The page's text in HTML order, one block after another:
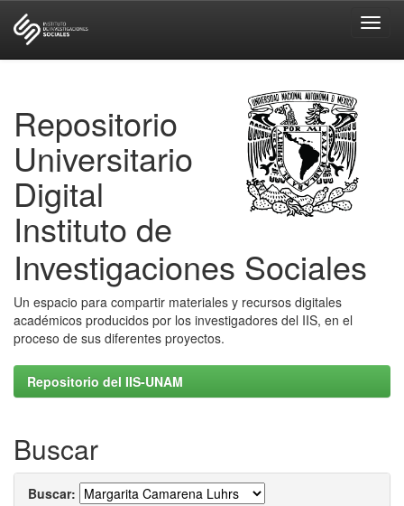
Repositorio
Universitario
Digital
Instituto de
Investigaciones Sociales
Un espacio para compartir materiales y recursos digitales
académicos producidos por los investigadores del IIS, en el
proceso de sus diferentes proyectos.
Repositorio del IIS-UNAM
Buscar
Buscar: